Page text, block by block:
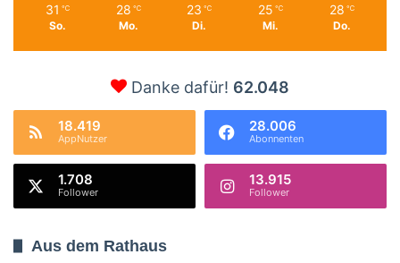
31 ℃
So.
28 ℃
Mo.
23 ℃
Di.
25 ℃
Mi.
28 ℃
Do.
Danke dafür! 62.048
18.419
AppNutzer
28.006
Abonnenten
1.708
Follower
13.915
Follower
Aus dem Rathaus